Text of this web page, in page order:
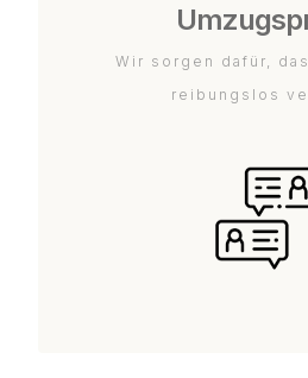
Wir sorgen dafür,
reibungslos